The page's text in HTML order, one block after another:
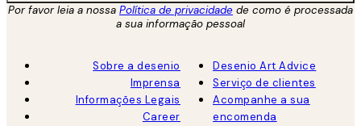
Por favor leia a nossa Política de privacidade de como é processada
a sua informação pessoal
Sobre a desenio
Imprensa
Informações Legais
Career
Desenio Art Advice
Serviço de clientes
Acompanhe a sua
encomenda